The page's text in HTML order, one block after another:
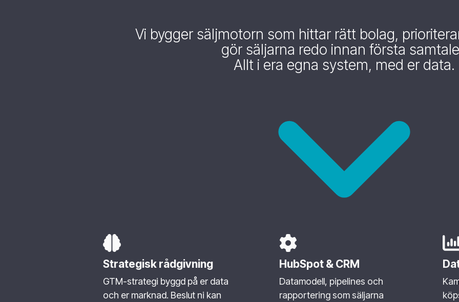
Vi bygger säljmotorn som hittar rätt bolag,
gör säljarna redo innan första
Allt i era egna system, med er data.
Strategisk rådgivning
GTM-strategi byggd på er data
och er marknad. Beslut ni kan
HubSpot & CRM
Datamodell, pipelines och
rapportering som säljarna